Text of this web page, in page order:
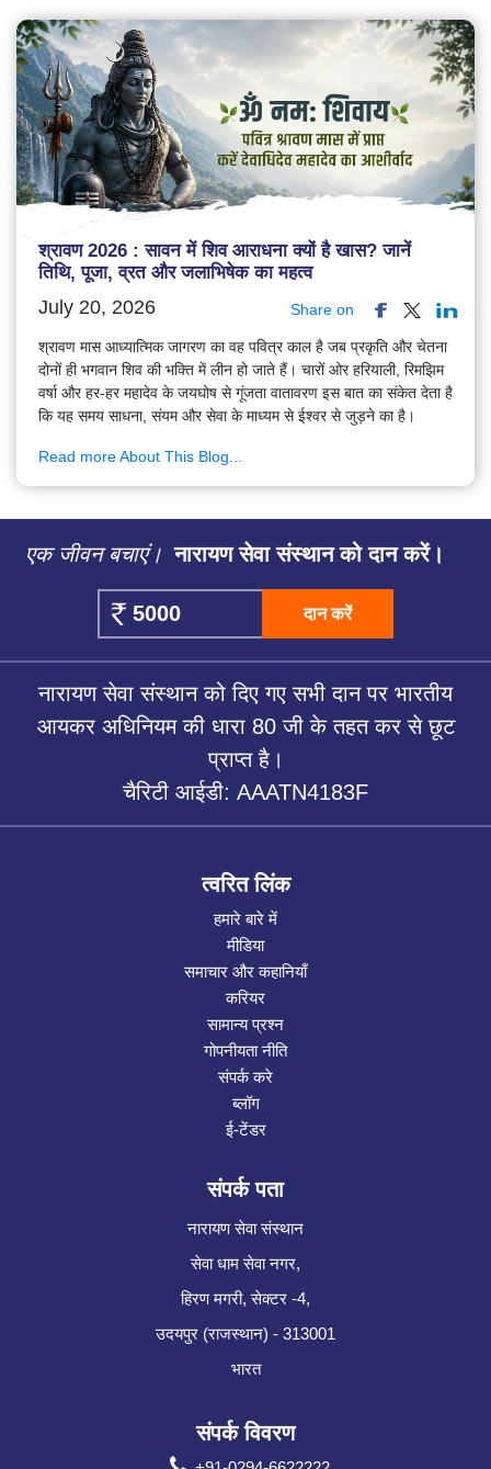
श्रावण 2026 : सावन में शिव आराधना क्यों है खास? जानें
तिथि, पूजा, व्रत और जलाभिषेक का महत्व
July 20, 2026 Share on
श्रावण मास आध्यात्मिक जागरण का वह पवित्र काल है जब प्रकृति और चेतना
दोनों ही भगवान शिव की भक्ति में लीन हो जाते हैं। चारों ओर हरियाली, रिमझिम
वर्षा और हर-हर महादेव के जयघोष से गूंजता वातावरण इस बात का संकेत देता है
कि यह समय साधना, संयम और सेवा के माध्यम से ईश्वर से जुड़ने का है।
Read more About This Blog...
एक जीवन बचाएं। नारायण सेवा संस्थान को दान करें।
दान करें
नारायण सेवा संस्थान को दिए गए सभी दान पर भारतीय
आयकर अधिनियम की धारा 80 जी के तहत कर से छूट
प्राप्त है।
चैरिटी आईडी: AAATN4183F
त्वरित लिंक
हमारे बारे में
मीडिया
समाचार और कहानियाँ
करियर
सामान्य प्रश्न
गोपनीयता नीति
संपर्क करे
ब्लॉग
ई-टेंडर
संपर्क पता
नारायण सेवा संस्थान
सेवा धाम सेवा नगर,
हिरण मगरी, सेक्टर -4,
उदयपुर (राजस्थान) - 313001
भारत
संपर्क विवरण